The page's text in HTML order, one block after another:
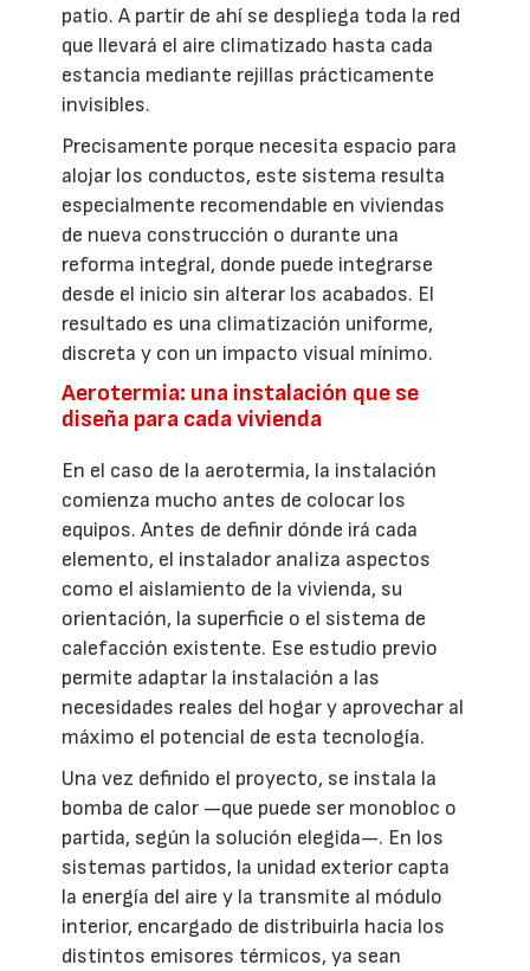
patio. A partir de ahí se despliega toda la red
que llevará el aire climatizado hasta cada
estancia mediante rejillas prácticamente
invisibles.
Precisamente porque necesita espacio para
alojar los conductos, este sistema resulta
especialmente recomendable en viviendas
de nueva construcción o durante una
reforma integral, donde puede integrarse
desde el inicio sin alterar los acabados. El
resultado es una climatización uniforme,
discreta y con un impacto visual mínimo.
Aerotermia: una instalación que se
diseña para cada vivienda
En el caso de la aerotermia, la instalación
comienza mucho antes de colocar los
equipos. Antes de definir dónde irá cada
elemento, el instalador analiza aspectos
como el aislamiento de la vivienda, su
orientación, la superficie o el sistema de
calefacción existente. Ese estudio previo
permite adaptar la instalación a las
necesidades reales del hogar y aprovechar al
máximo el potencial de esta tecnología.
Una vez definido el proyecto, se instala la
bomba de calor —que puede ser monobloc o
partida, según la solución elegida—. En los
sistemas partidos, la unidad exterior capta
la energía del aire y la transmite al módulo
interior, encargado de distribuirla hacia los
distintos emisores térmicos, ya sean